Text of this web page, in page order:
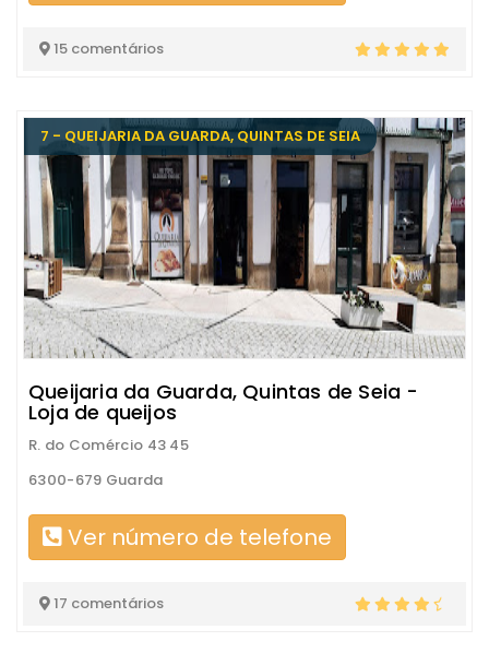
15 comentários
7 - QUEIJARIA DA GUARDA, QUINTAS DE SEIA
Queijaria da Guarda, Quintas de Seia -
Loja de queijos
R. do Comércio 43 45
6300-679 Guarda
Ver número de telefone
17 comentários